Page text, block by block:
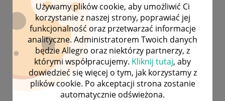
Używamy plików cookie, aby umożliwić Ci
korzystanie z naszej strony, poprawiać jej
funkcjonalność oraz przetwarzać informacje
analityczne. Administratorem Twoich danych
będzie Allegro oraz niektórzy partnerzy, z
którymi współpracujemy. Kliknij tutaj, aby
dowiedzieć się więcej o tym, jak korzystamy z
plików cookie. Po akceptacji strona zostanie
automatycznie odświeżona.
Client:103204473
#7 Wielbiciel